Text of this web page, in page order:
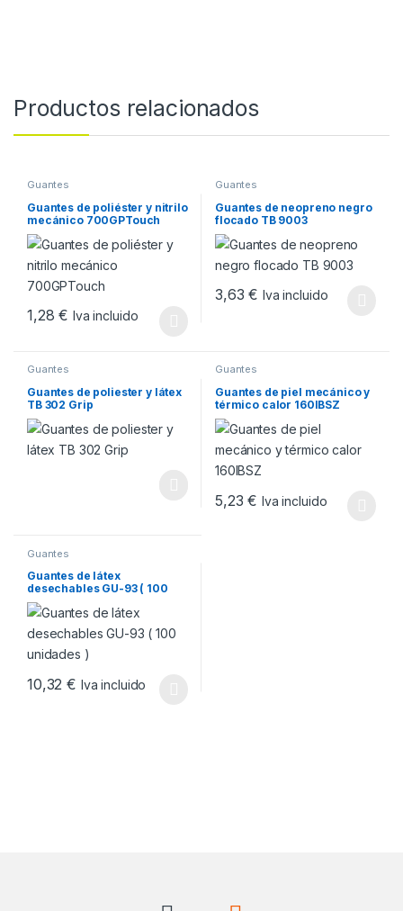
Productos relacionados
Guantes
Guantes de poliéster y nitrilo
mecánico 700GPTouch
1,28€ Iva incluido
Guantes
Guantes de neopreno negro
flocado TB 9003
3,63€ Iva incluido
Guantes
Guantes de poliester y látex
TB 302 Grip
Guantes
Guantes de piel mecánico y
térmico calor 160IBSZ
5,23€ Iva incluido
Guantes
Guantes de látex
desechables GU-93 ( 100
unidades )
10,32€ Iva incluido